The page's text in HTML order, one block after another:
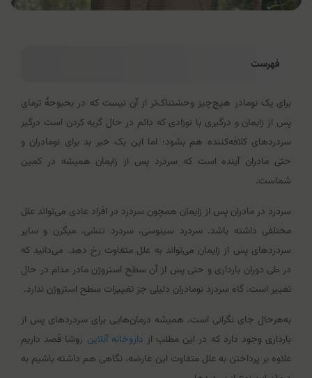
فهرست
برای یک نومادر هیچ‌چیز وحشتناک‌تر از آن نیست که در بحبوحۀ ترمای
پس از زایمان و درگیری با نوزادی که دائم در حال گریه کردن است درگیر
سردردهای کلافه‌کننده هم بشود؛ اما این یک خبر بد برای نومادران و
حتی مادران آینده است که سردرد پس از زایمان همیشه در کمین
شماست.
سردرد در مادران پس از زایمان همچون سردرد در افراد عادی می‌تواند علل
مختلفی داشته باشد. سردرد سینوسی، سردرد تنشی، میگرن و سایر
سردردهای پس از زایمان می‌تواند به علل متفاوت رخ دهد. می‌دانید که
در طی دوران بارداری و حتی پس از آن سطح استروژن مادر مدام در حال
تغییر است، گاه سردرد نومادران دلیلی جز تغییرات سطح استروژن ندارد.
به‌هرحال جای نگرانی است، همیشه درمان‌هایی برای سردردهای پس از
بارداری وجود دارد که در این مطلب از داروخانه آنلاین روشا قصد داریم
علاوه بر پرداختن به علل متفاوت این عارضه، نگاهی هم داشته باشیم به